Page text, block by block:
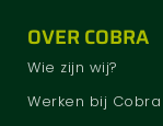
OVER COBRA
Wie zijn wij?
Werken bij Cobra